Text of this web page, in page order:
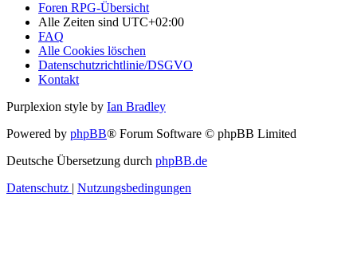
Foren RPG-Übersicht
Alle Zeiten sind UTC+02:00
FAQ
Alle Cookies löschen
Datenschutzrichtlinie/DSGVO
Kontakt
Purplexion style by Ian Bradley
Powered by phpBB® Forum Software © phpBB Limited
Deutsche Übersetzung durch phpBB.de
Datenschutz | Nutzungsbedingungen